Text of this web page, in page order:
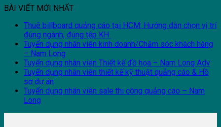
BÀI VIẾT MỚI NHẤT
Thuê billboard quảng cáo tại HCM: Hướng dẫn chọn vị trí
đúng ngành, đúng tệp KH
Tuyển dụng nhân viên kinh doanh/Chăm sóc khách hàng
– Nam Long
Tuyển dụng nhân viên Thiết kế đồ họa – Nam Long Adv
Tuyển dụng nhân viên thiết kế kỹ thuật quảng cáo & Hồ
sơ dự án
Tuyển dụng nhân viên sale thi công quảng cáo – Nam
Long